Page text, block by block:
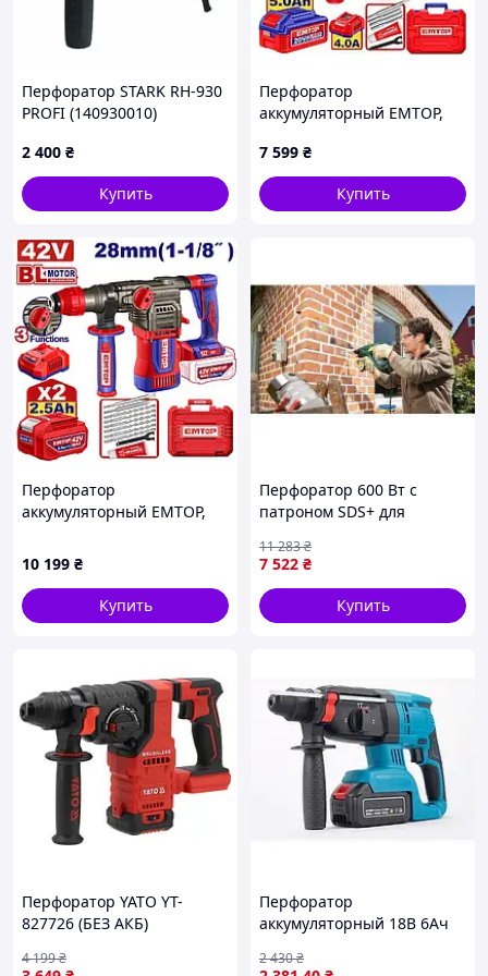
Перфоратор STARK RH-930
PROFI (140930010)
2 400 ₴
Купить
Перфоратор
аккумуляторный EMTOP,
7 599 ₴
Купить
Перфоратор
аккумуляторный EMTOP,
10 199 ₴
Купить
Перфоратор 600 Вт с
патроном SDS+ для
бетоне и дереве 2.2 кг
FLAME
7 522 ₴
11 283₴
Купить
Перфоратор YATO YT-
827726 (БЕЗ АКБ)
4 199₴
Перфоратор
аккумуляторный 18В 6Ач
2 430₴